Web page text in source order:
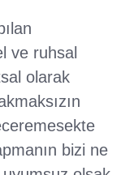
ve ruhsal
olarak
bizi ne